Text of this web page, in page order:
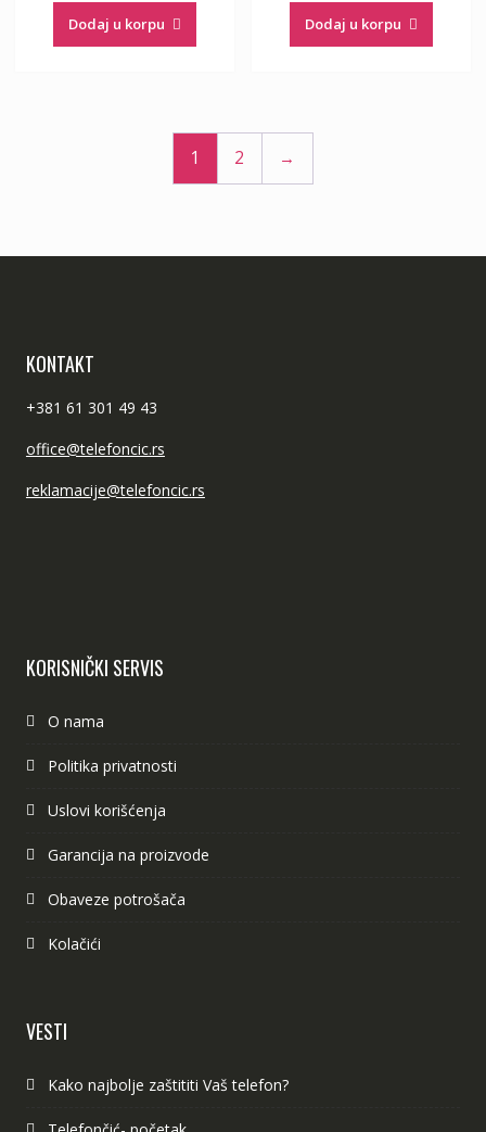
Dodaj u korpu Dodaj u korpu
1 2 →
KONTAKT
+381 61 301 49 43
office@telefoncic.rs
reklamacije@telefoncic.rs
KORISNIČKI SERVIS
O nama
Politika privatnosti
Uslovi korišćenja
Garancija na proizvode
Obaveze potrošača
Kolačići
VESTI
Kako najbolje zaštititi Vaš telefon?